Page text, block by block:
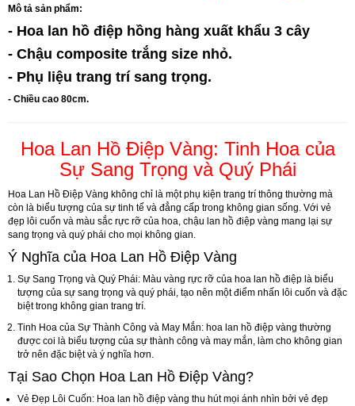
Mô tả sản phẩm:
- Hoa lan hồ điệp hồng hàng xuất khẩu 3 cây
- Chậu composite trắng size nhỏ.
- Phụ liệu trang trí sang trọng.
- Chiều cao 80cm.
Hoa Lan Hồ Điệp Vàng: Tinh Hoa của
Sự Sang Trọng và Quý Phái
Hoa Lan Hồ Điệp Vàng không chỉ là một phụ kiện trang trí thông thường mà
còn là biểu tượng của sự tinh tế và đẳng cấp trong không gian sống. Với vẻ
đẹp lôi cuốn và màu sắc rực rỡ của hoa, chậu lan hồ điệp vàng mang lại sự
sang trọng và quý phái cho mọi không gian.
Ý Nghĩa của Hoa Lan Hồ Điệp Vàng
Sự Sang Trọng và Quý Phái: Màu vàng rực rỡ của hoa lan hồ điệp là biểu
tượng của sự sang trọng và quý phái, tạo nên một điểm nhấn lôi cuốn và đặc
biệt trong không gian trang trí.
Tinh Hoa của Sự Thành Công và May Mắn: hoa lan hồ điệp vàng thường
được coi là biểu tượng của sự thành công và may mắn, làm cho không gian
trở nên đặc biệt và ý nghĩa hơn.
Tại Sao Chọn Hoa Lan Hồ Điệp Vàng?
Vẻ Đẹp Lôi Cuốn: Hoa lan hồ điệp vàng thu hút mọi ánh nhìn bởi vẻ đẹp